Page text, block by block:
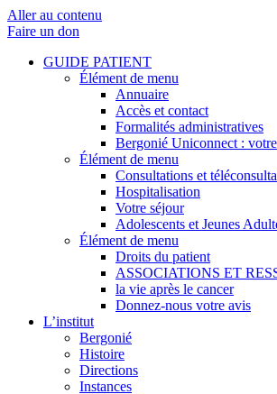
Aller au contenu
Faire un don
GUIDE PATIENT
Élément de menu
Annuaire
Accès et contact
Formalités administratives
Bergonié Uniconnect :
Élément de menu
Consultations et
Hospitalisation
Votre séjour
Adolescents et Jeunes
Élément de menu
Droits du patient
ASSOCIATIONS ET
la vie après le cancer
Donnez-nous votre avis
L’institut
Bergonié
Histoire
Directions
Instances